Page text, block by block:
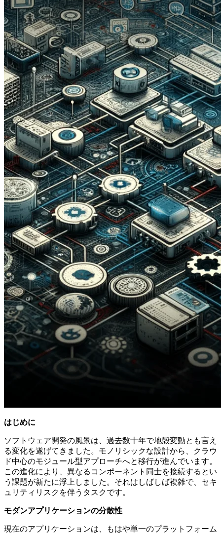
はじめに
ソフトウェア開発の風景は、過去数十年で地殻変動とも言え
る変化を遂げてきました。モノリシックな設計から、クラウ
ド中心のモジュール型アプローチへと移行が進んでいます。
この進化により、異なるコンポーネント同士を接続するとい
う課題が新たに浮上しました。それはしばしば複雑で、セキ
ュリティリスクを伴うタスクです。
モダンアプリケーションの分散性
現在のアプリケーションは、もはや単一のプラットフォーム